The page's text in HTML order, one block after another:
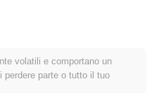
trading di Parquet si attesta a
riduzione a breve termine
di prezzo di Parquet?
volatili e comportano un
parte o tutto il tuo